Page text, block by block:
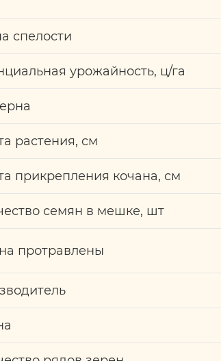
спелости
урожайность, ц/га
растения, см
прикрепления кочана, см
семян в мешке, шт
протравлены